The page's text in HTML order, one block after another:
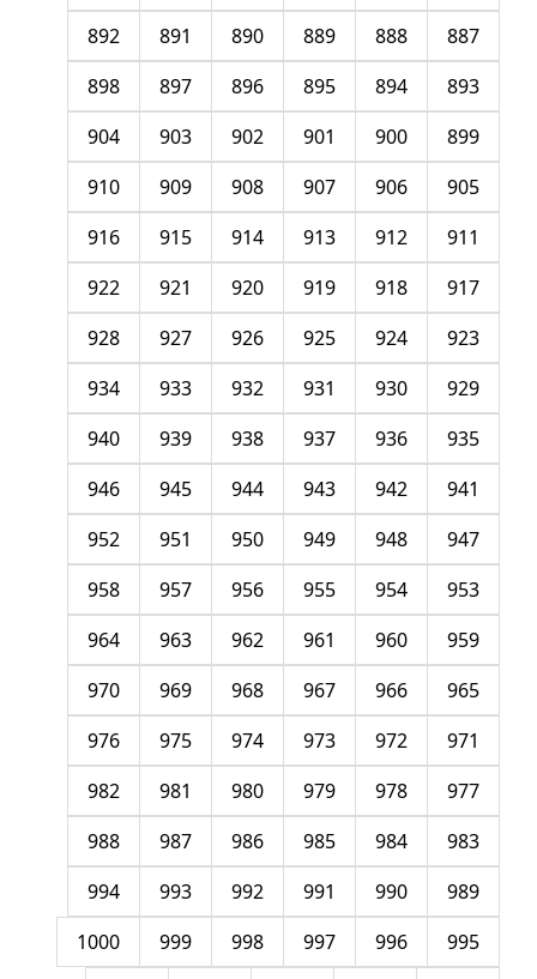
887
888
889
890
891
892
893
894
895
896
897
898
899
900
901
902
903
904
905
906
907
908
909
910
911
912
913
914
915
916
917
918
919
920
921
922
923
924
925
926
927
928
929
930
931
932
933
934
935
936
937
938
939
940
941
942
943
944
945
946
947
948
949
950
951
952
953
954
955
956
957
958
959
960
961
962
963
964
965
966
967
968
969
970
971
972
973
974
975
976
977
978
979
980
981
982
983
984
985
986
987
988
989
990
991
992
993
994
995
996
997
998
999
1000